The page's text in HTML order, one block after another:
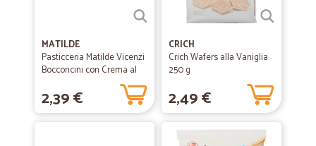
MATILDE
Pasticceria Matilde Vicenzi
Bocconcini con Crema al
2,39 €
CRICH
Crich Wafers alla Vaniglia
250 g
2,49 €